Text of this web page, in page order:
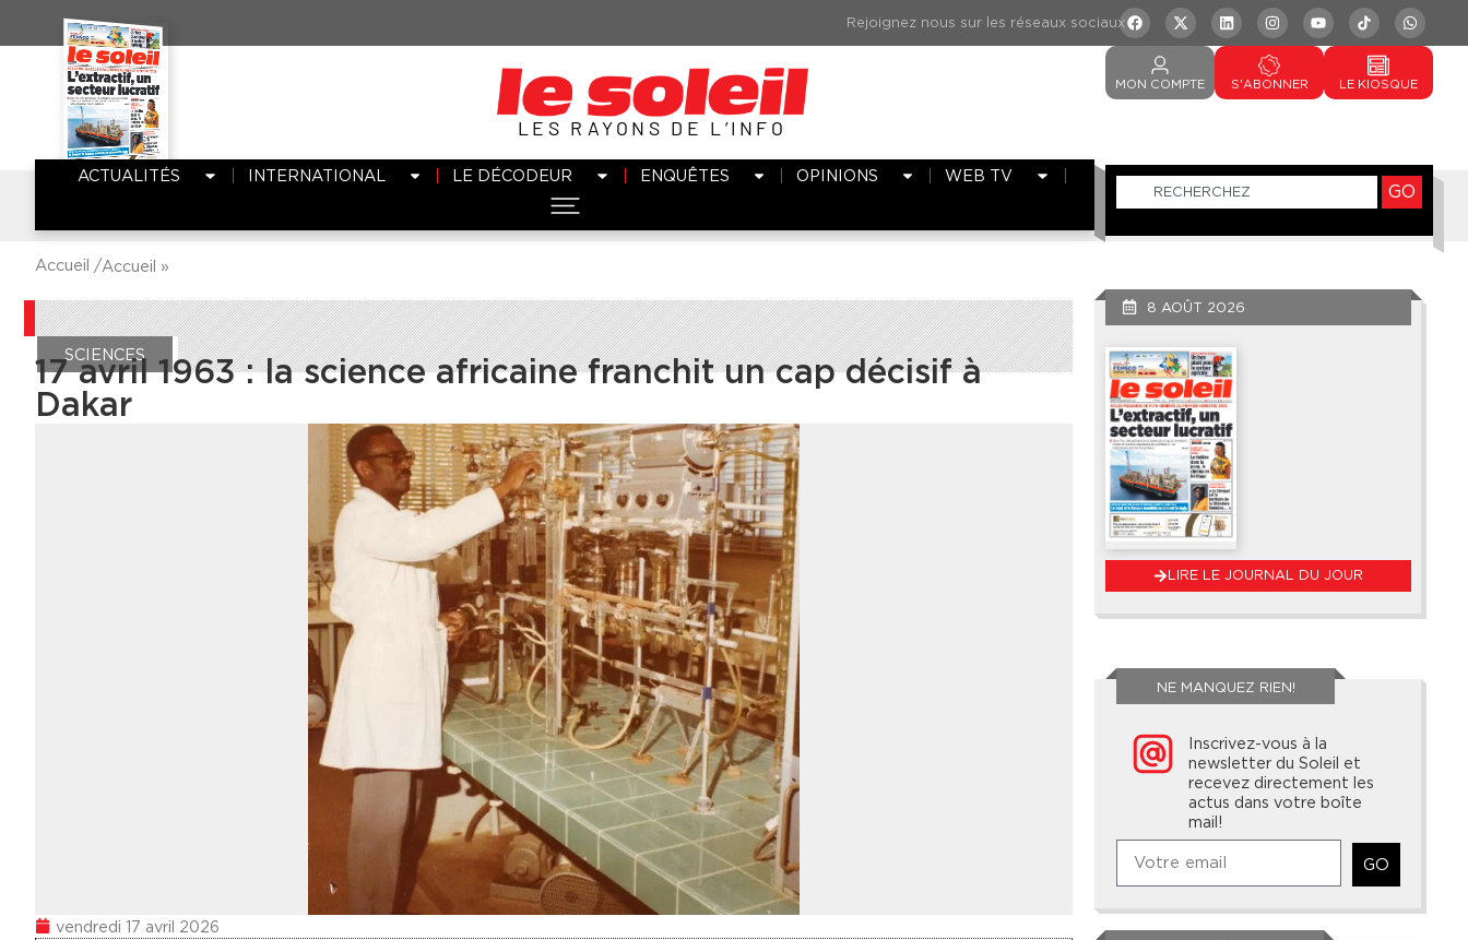
LES RAYONS DE L’INFO
MON COMPTE S'ABONNER LE KIOSQUE
ACTUALITÉS INTERNATIONAL LE DÉCODEUR ENQUÊTES OPINIONS WEB TV
GO
Accueil /Accueil »
SCIENCES
17 avril 1963 : la science africaine franchit un cap décisif à
Dakar
vendredi 17 avril 2026
8 AOÛT 2026
LIRE LE JOURNAL DU JOUR
NE MANQUEZ RIEN!
Inscrivez-vous à la
newsletter du Soleil et
recevez directement les
actus dans votre boîte
mail!
GO